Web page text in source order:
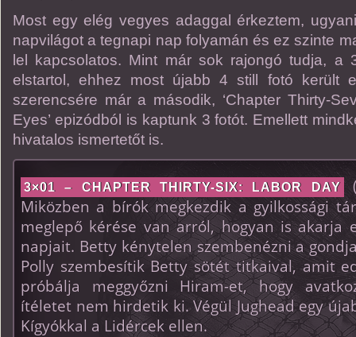
Most egy elég vegyes adaggal érkeztem,
napvilágot a tegnapi nap folyamán és ez szinte
lel kapcsolatos. Mint már sok rajongó tudja, a
elstartol, ehhez most újabb 4 still fotó került
szerencsére már a második, ‘Chapter Thirty-
Eyes’ epizódból is kaptunk 3 fotót. Emellett
hivatalos ismertetőt is.
3×01 – CHAPTER THIRTY-SIX: LABOR DAY
Miközben a bírók megkezdik a gyilkossági
meglepő kérése van arról, hogyan is akarja
napjait. Betty kénytelen szembenézni a
Polly szembesítik Betty sötét titkaival, amit
próbálja meggyőzni Hiram-et, hogy
ítéletet nem hirdetik ki. Végül Jughead egy
Kígyókkal a Lidércek ellen.